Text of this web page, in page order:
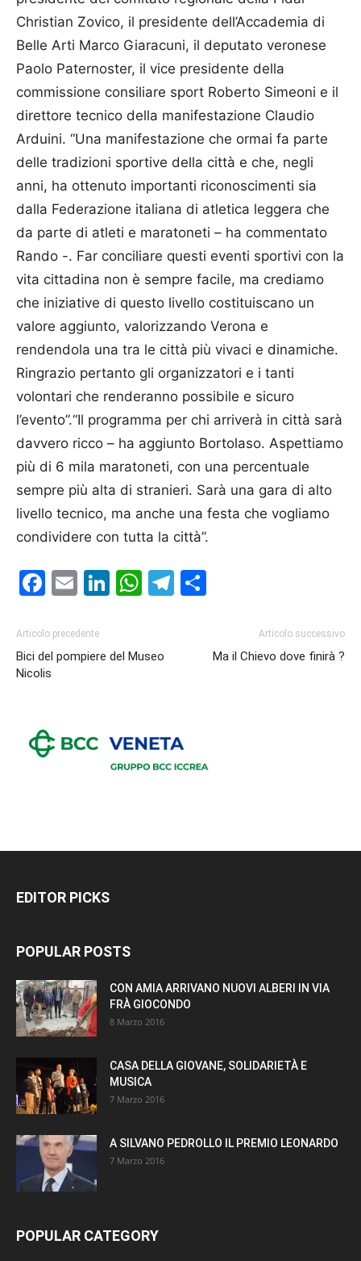
Christian Zovico, il presidente dell’Accademia di
Belle Arti Marco Giaracuni, il deputato veronese
Paolo Paternoster, il vice presidente della
commissione consiliare sport Roberto Simeoni e il
direttore tecnico della manifestazione Claudio
Arduini. “Una manifestazione che ormai fa parte
delle tradizioni sportive della città e che, negli
anni, ha ottenuto importanti riconoscimenti sia
dalla Federazione italiana di atletica leggera che
da parte di atleti e maratoneti – ha commentato
Rando -. Far conciliare questi eventi sportivi con la
vita cittadina non è sempre facile, ma crediamo
che iniziative di questo livello costituiscano un
valore aggiunto, valorizzando Verona e
rendendola una tra le città più vivaci e dinamiche.
Ringrazio pertanto gli organizzatori e i tanti
volontari che renderanno possibile e sicuro
l’evento”.“Il programma per chi arriverà in città sarà
davvero ricco – ha aggiunto Bortolaso. Aspettiamo
più di 6 mila maratoneti, con una percentuale
sempre più alta di stranieri. Sarà una gara di alto
livello tecnico, ma anche una festa che vogliamo
condividere con tutta la città”.
Facebook
EmailLinkedIn
WhatsApp
Telegram
Articolo precedente
Bici del pompiere del Museo
Nicolis
Articolo successivo
Ma il Chievo dove finirà ?
EDITOR PICKS
POPULAR POSTS
CON AMIA ARRIVANO NUOVI ALBERI IN VIA
FRÀ GIOCONDO
8 Marzo 2016
CASA DELLA GIOVANE, SOLIDARIETÀ E
MUSICA
7 Marzo 2016
A SILVANO PEDROLLO IL PREMIO LEONARDO
7 Marzo 2016
POPULAR CATEGORY